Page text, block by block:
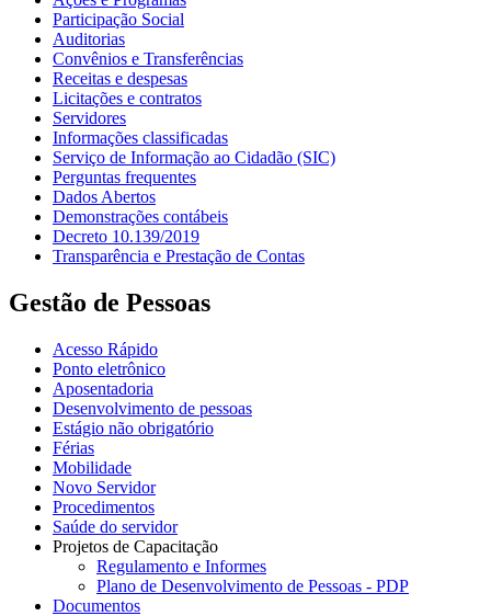
Participação Social
Auditorias
Convênios e Transferências
Receitas e despesas
Licitações e contratos
Servidores
Informações classificadas
Serviço de Informação ao Cidadão (SIC)
Perguntas frequentes
Dados Abertos
Demonstrações contábeis
Decreto 10.139/2019
Transparência e Prestação de Contas
Gestão de Pessoas
Acesso Rápido
Ponto eletrônico
Aposentadoria
Desenvolvimento de pessoas
Estágio não obrigatório
Férias
Mobilidade
Novo Servidor
Procedimentos
Saúde do servidor
Projetos de Capacitação
Regulamento e Informes
Plano de Desenvolvimento de Pessoas - PDP
Documentos